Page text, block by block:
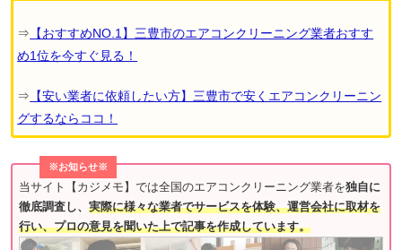
⇒ 【おすすめNO.1】三豊市のエアコンクリーニング業者おすす
め1位を今すぐ見る！
⇒ 【安い業者に依頼したい方】三豊市で安くエアコンクリーニン
グするならココ！
※お知らせ※
当サイト【カジメモ】では全国のエアコンクリーニング業者を独自に
徹底調査し、 実際に様々な業者でサービスを体験、運営会社に取材を
行い、プロの意見を聞いた上で記事を作成しています。